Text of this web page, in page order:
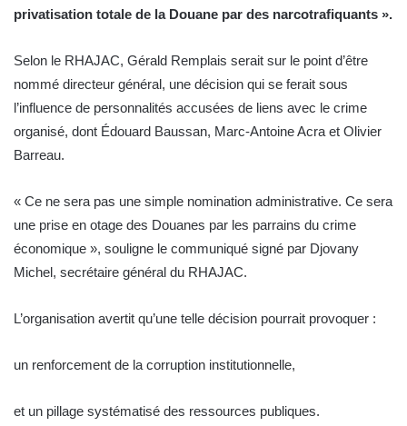
privatisation totale de la Douane par des narcotrafiquants ».
Selon le RHAJAC, Gérald Remplais serait sur le point d’être
nommé directeur général, une décision qui se ferait sous
l’influence de personnalités accusées de liens avec le crime
organisé, dont Édouard Baussan, Marc-Antoine Acra et Olivier
Barreau.
« Ce ne sera pas une simple nomination administrative. Ce sera
une prise en otage des Douanes par les parrains du crime
économique », souligne le communiqué signé par Djovany
Michel, secrétaire général du RHAJAC.
L’organisation avertit qu’une telle décision pourrait provoquer :
un renforcement de la corruption institutionnelle,
et un pillage systématisé des ressources publiques.